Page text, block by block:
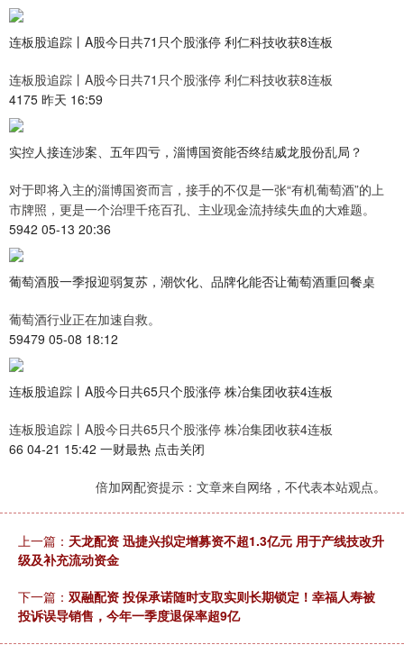
连板股追踪丨A股今日共71只个股涨停 利仁科技收获8连板
连板股追踪丨A股今日共71只个股涨停 利仁科技收获8连板
4175 昨天 16:59
实控人接连涉案、五年四亏，淄博国资能否终结威龙股份乱局？
对于即将入主的淄博国资而言，接手的不仅是一张“有机葡萄酒”的上
市牌照，更是一个治理千疮百孔、主业现金流持续失血的大难题。
5942 05-13 20:36
葡萄酒股一季报迎弱复苏，潮饮化、品牌化能否让葡萄酒重回餐桌
葡萄酒行业正在加速自救。
59479 05-08 18:12
连板股追踪丨A股今日共65只个股涨停 株冶集团收获4连板
连板股追踪丨A股今日共65只个股涨停 株冶集团收获4连板
66 04-21 15:42 一财最热 点击关闭
倍加网配资提示：文章来自网络，不代表本站观点。
上一篇： 天龙配资 迅捷兴拟定增募资不超1.3亿元 用于产线技改升
级及补充流动资金
下一篇： 双融配资 投保承诺随时支取实则长期锁定！幸福人寿被
投诉误导销售，今年一季度退保率超9亿